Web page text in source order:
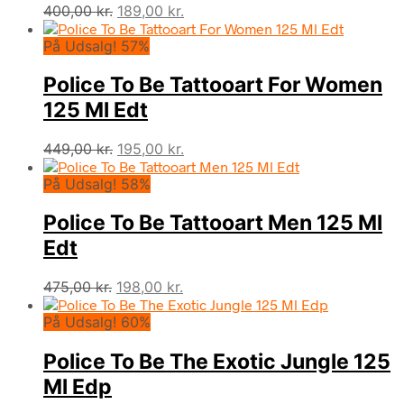
400,00kr. Den
oprindelige
pris
400,00 kr..
189,00 kr.
aktuelle
189,00 kr..
På Udsalg! 57%
Police To Be Tattooart For Women
125 Ml Edt
449,00kr. Den
oprindelige
pris
449,00 kr..
195,00 kr.
aktuelle
195,00 kr..
På Udsalg! 58%
Police To Be Tattooart Men 125 Ml
Edt
475,00kr. Den
oprindelige
pris
475,00 kr..
198,00 kr.
aktuelle
198,00 kr..
På Udsalg! 60%
Police To Be The Exotic Jungle 125
Ml Edp